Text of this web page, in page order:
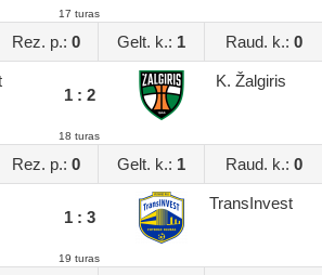
17 turas
Rez. p.: 0 Gelt. k.: 1 Raud. k.: 0
1 : 2
K. Žalgiris
18 turas
Rez. p.: 0 Gelt. k.: 1 Raud. k.: 0
1 : 3
TransInvest
19 turas